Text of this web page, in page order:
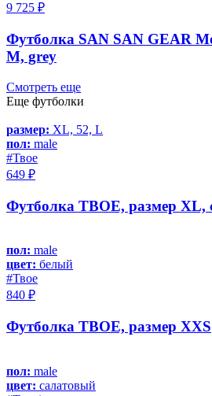
9 725 ₽
Футболка SAN SAN GEAR
M, grey
Смотреть еще
Еще футболки
размер: XL, 52, L
пол: male
#Твое
649 ₽
Футболка ТВОЕ, размер XL,
пол: male
цвет: белый
#Твое
840 ₽
Футболка ТВОЕ, размер XXS
пол: male
цвет: салатовый